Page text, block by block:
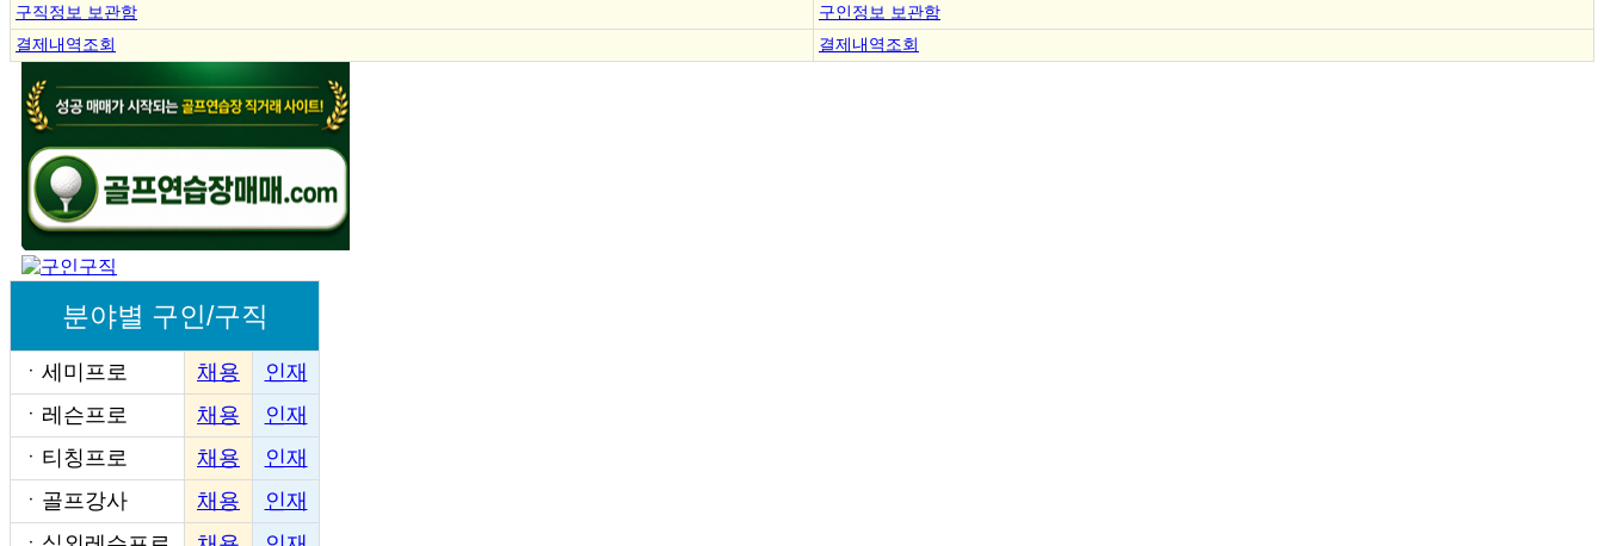
구직정보 보관함
구인정보 보관함
결제내역조회
결제내역조회
분야별 구인/구직
ㆍ 세미프로 채용
인재
ㆍ 레슨프로 채용
인재
ㆍ 티칭프로 채용
인재
ㆍ 골프강사 채용
인재